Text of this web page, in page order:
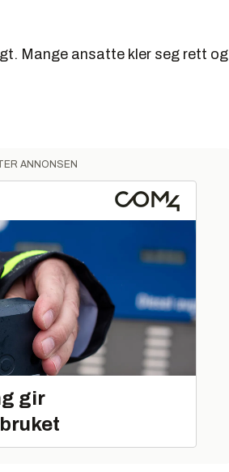
Mange ansatte kler seg rett og
ANNONSEN
gir